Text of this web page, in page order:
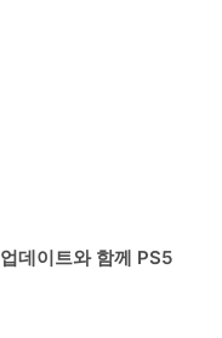
데이트와 함께 PS5